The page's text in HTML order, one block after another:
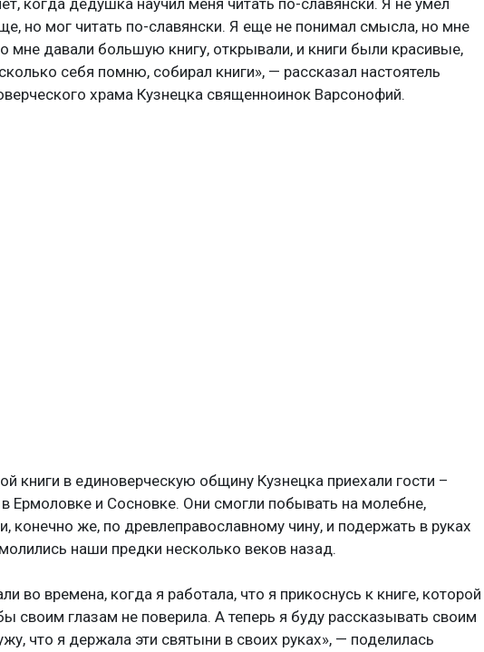
когда дедушка научил меня читать по-славянски. Я не умел
но мог читать по-славянски. Я еще не понимал смысла, но мне
мне давали большую книгу, открывали, и книги были красивые,
себя помню, собирал книги», — рассказал настоятель
храма Кузнецка священноинок Варсонофий.
книги в единоверческую общину Кузнецка приехали гости –
Ермоловке и Сосновке. Они смогли побывать на молебне,
конечно же, по древлеправославному чину, и подержать в руках
наши предки несколько веков назад.
во времена, когда я работала, что я прикоснусь к книге, которой
своим глазам не поверила. А теперь я буду рассказывать своим
что я держала эти святыни в своих руках», — поделилась